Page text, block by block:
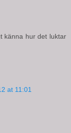
känna hur det luktar
at 11:01